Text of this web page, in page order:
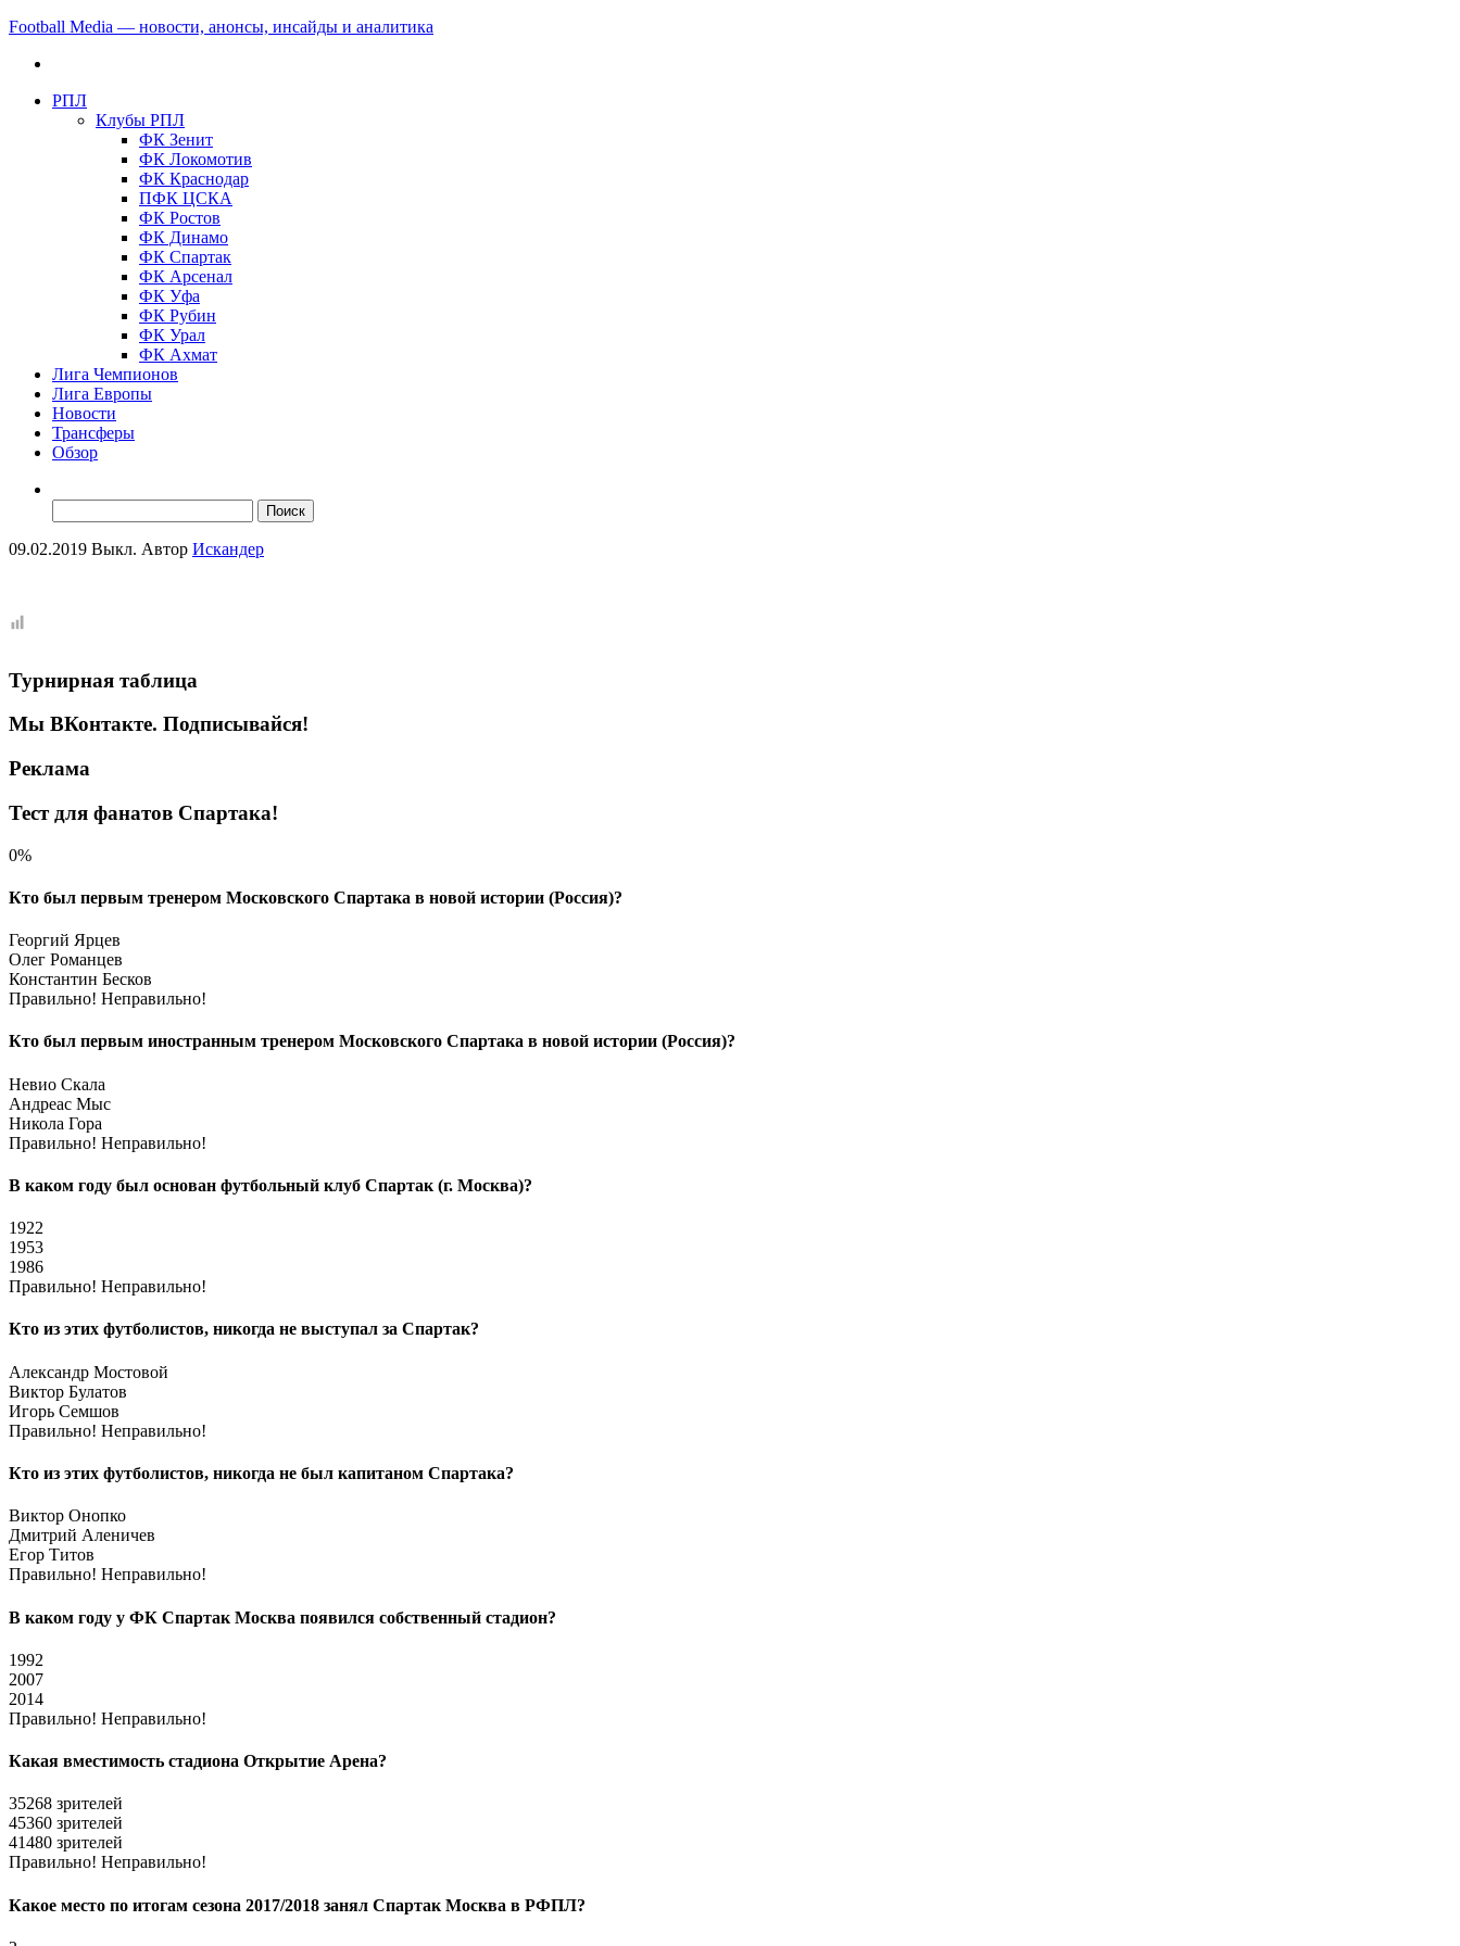
Football Media — новости, анонсы, инсайды и аналитика
РПЛ
Клубы РПЛ
ФК Зенит
ФК Локомотив
ФК Краснодар
ПФК ЦСКА
ФК Ростов
ФК Динамо
ФК Спартак
ФК Арсенал
ФК Уфа
ФК Рубин
ФК Урал
ФК Ахмат
Лига Чемпионов
Лига Европы
Новости
Трансферы
Обзор
09.02.2019 Выкл. Автор Искандер
Турнирная таблица
Мы ВКонтакте. Подписывайся!
Реклама
Тест для фанатов Спартака!
0%
Кто был первым тренером Московского Спартака в новой истории (Россия)?
Георгий Ярцев
Олег Романцев
Константин Бесков
Правильно! Неправильно!
Кто был первым иностранным тренером Московского Спартака в новой истории (Россия)?
Невио Скала
Андреас Мыс
Никола Гора
Правильно! Неправильно!
В каком году был основан футбольный клуб Спартак (г. Москва)?
1922
1953
1986
Правильно! Неправильно!
Кто из этих футболистов, никогда не выступал за Спартак?
Александр Мостовой
Виктор Булатов
Игорь Семшов
Правильно! Неправильно!
Кто из этих футболистов, никогда не был капитаном Спартака?
Виктор Онопко
Дмитрий Аленичев
Егор Титов
Правильно! Неправильно!
В каком году у ФК Спартак Москва появился собственный стадион?
1992
2007
2014
Правильно! Неправильно!
Какая вместимость стадиона Открытие Арена?
35268 зрителей
45360 зрителей
41480 зрителей
Правильно! Неправильно!
Какое место по итогам сезона 2017/2018 занял Спартак Москва в РФПЛ?